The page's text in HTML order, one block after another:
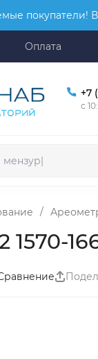
покупатели!
Оплата
+7
с
/